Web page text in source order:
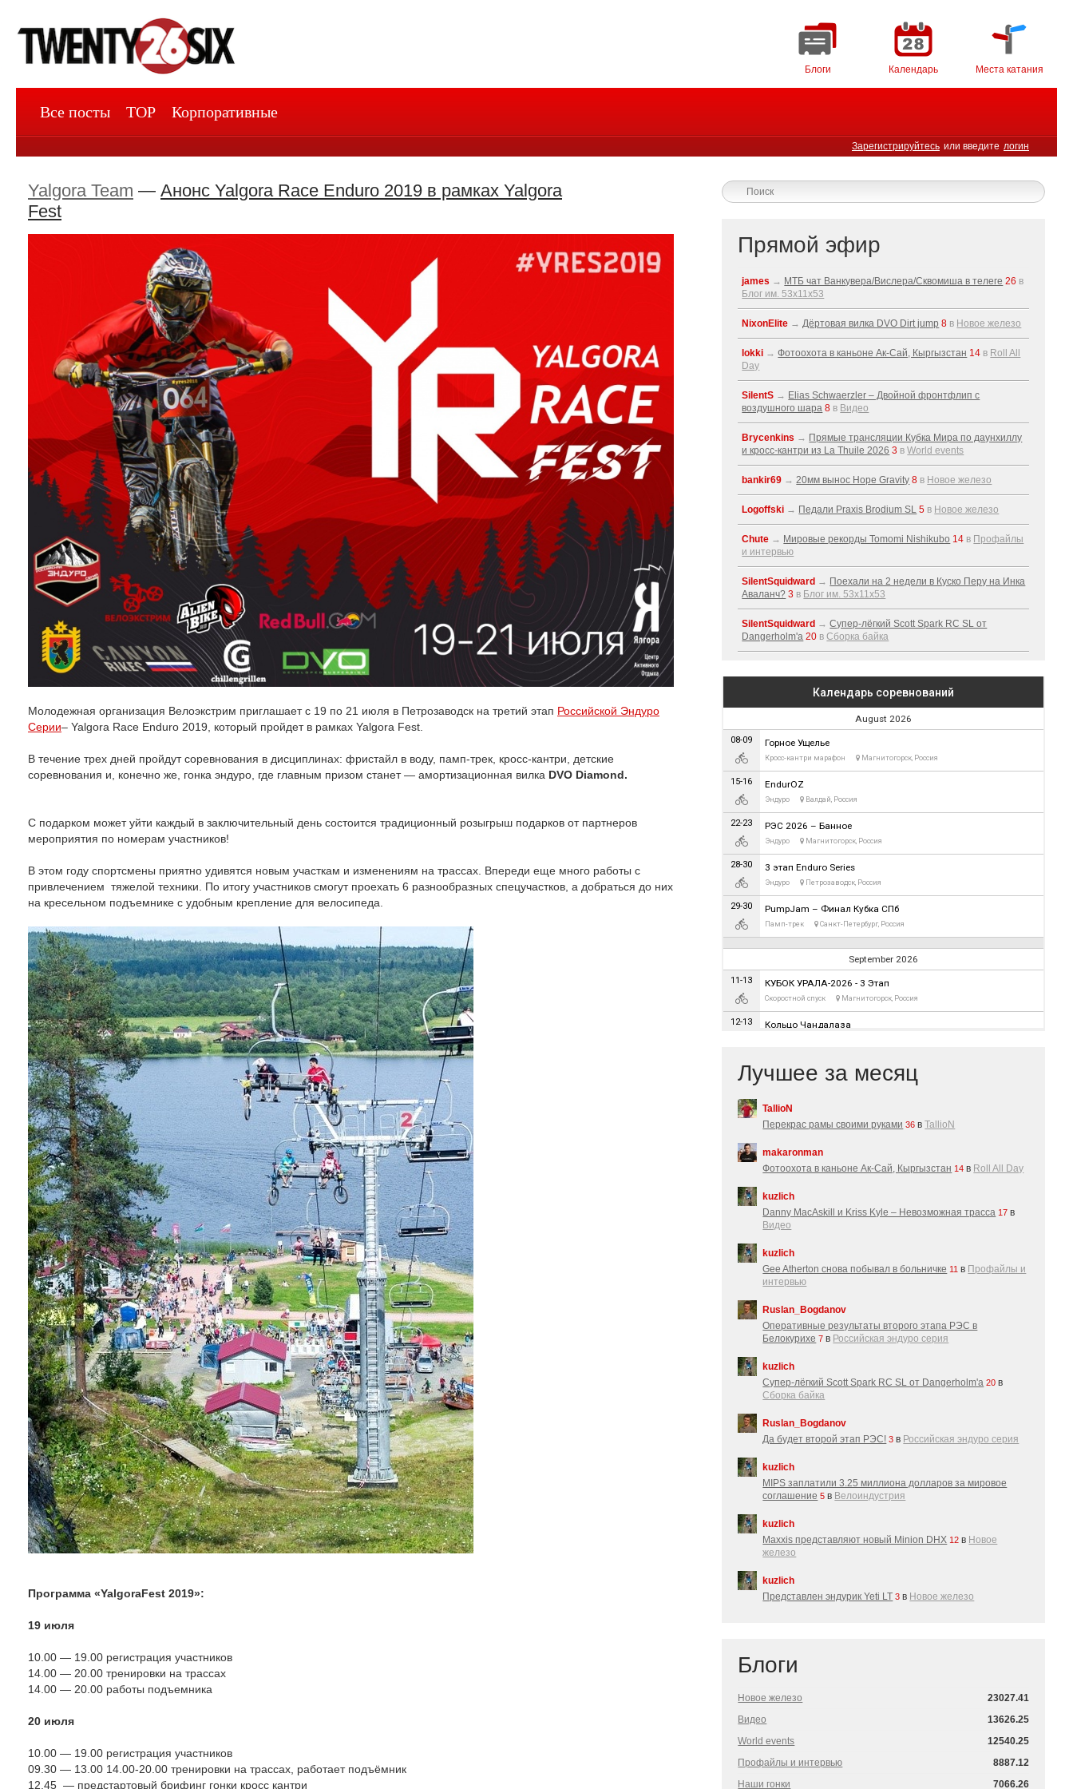
Блоги Календарь Места катания
Зарегистрируйтесь или введите логин
Все посты TOP Корпоративные
Yalgora Team — Анонс Yalgora Race Enduro 2019 в рамках Yalgora
Fest
Молодежная организация Велоэкстрим приглашает c 19 по 21 июля в Петрозаводск на третий этап Российской Эндуро
Серии– Yalgora Race Enduro 2019, который пройдет в рамках Yalgora Fest.
В течение трех дней пройдут соревнования в дисциплинах: фристайл в воду, памп-трек, кросс-кантри, детские
соревнования и, конечно же, гонка эндуро, где главным призом станет — амортизационная вилка DVO Diamond.
С подарком может уйти каждый в заключительный день состоится традиционный розыгрыш подарков от партнеров
мероприятия по номерам участников!
В этом году спортсмены приятно удивятся новым участкам и изменениям на трассах. Впереди еще много работы с
привлечением тяжелой техники. По итогу участников смогут проехать 6 разнообразных спецучастков, а добраться до них
на кресельном подъемнике с удобным крепление для велосипеда.
Программа «YalgoraFest 2019»:
19 июля
10.00 — 19.00 регистрация участников
14.00 — 20.00 тренировки на трассах
14.00 — 20.00 работы подъемника
20 июля
10.00 — 19.00 регистрация участников
09.30 — 13.00 14.00-20.00 тренировки на трассах, работает подъёмник
12.45 — предстартовый брифинг гонки кросс кантри
Прямой эфир
james → МТБ чат Ванкувера/Вислера/Сквомиша в телеге 26 в
Блог им. 53x11x53
NixonElite →Дёртовая вилка DVO Dirt jump 8 в Новое железо
lokki →Фотоохота в каньоне Ак-Cай, Кыргызстан 14 в Roll All
Day
SilentS → Elias Schwaerzler – Двойной фронтфлип с
воздушного шара 8 в Видео
Brycenkins → Прямые трансляции Кубка Мира по даунхиллу
и кросс-кантри из La Thuile 2026 3 вWorld events
bankir69 →20мм вынос Hope Gravity 8 в Новое железо
Logoffski → Педали Praxis Brodium SL 5 в Новое железо
Chute → Мировые рекорды Tomomi Nishikubo 14 в Профайлы
и интервью
SilentSquidward → Поехали на 2 недели в Куско Перу на Инка
Аваланч? 3 в Блог им. 53x11x53
SilentSquidward →Супер-лёгкий Scott Spark RC SL от
Dangerholm'a 20 вСборка байка
Лучшее за месяц
TallioN
Перекрас рамы своими руками 36 вTallioN
makaronman
Фотоохота в каньоне Ак-Cай, Кыргызстан 14 в Roll All Day
kuzlich
Danny MacAskill и Kriss Kyle – Невозможная трасса 17 в
Видео
kuzlich
Gee Atherton снова побывал в больничке 11 в Профайлы и
интервью
Ruslan_Bogdanov
Оперативные результаты второго этапа РЭС в
Белокурихе 7 в Российская эндуро серия
kuzlich
Супер-лёгкий Scott Spark RC SL от Dangerholm'a 20 в
Сборка байка
Ruslan_Bogdanov
Да будет второй этап РЭС! 3 в Российская эндуро серия
kuzlich
MIPS заплатили 3.25 миллиона долларов за мировое
соглашение 5 в Велоиндустрия
kuzlich
Maxxis представляют новый Minion DHX 12 в Новое
железо
kuzlich
Представлен эндурик Yeti LT 3 в Новое железо
Блоги
Новое железо
23027.41
Видео
13626.25
World events
12540.25
Профайлы и интервью
8887.12
Наши гонки
7066.26